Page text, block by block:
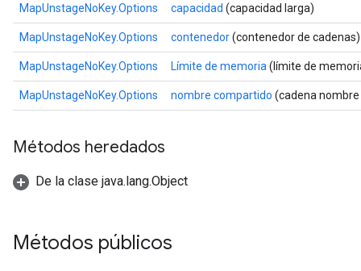
MapUnstageNoKey.Options capacidad (capacidad larga)
MapUnstageNoKey.Options contenedor(contenedor de cadenas)
MapUnstageNoKey.Options Límite de memoria (límite de
MapUnstageNoKey.Options nombre compartido (cadena
Métodos heredados
De la clase java.lang.Object
Métodos públicos